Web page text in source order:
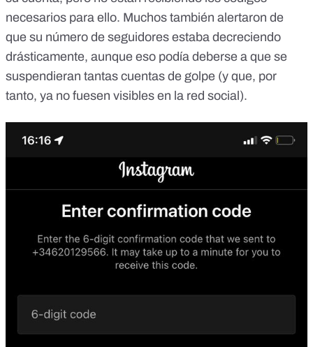
necesarios para ello. Muchos también alertaron de
que su número de seguidores estaba decreciendo
drásticamente, aunque eso podía deberse a que se
suspendieran tantas cuentas de golpe (y que, por
tanto, ya no fuesen visibles en la red social).